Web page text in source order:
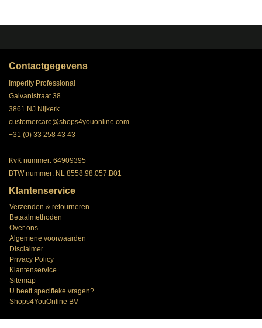
Contactgegevens
Imperity Professional
Galvanistraat 38
3861 NJ Nijkerk
customercare@shops4youonline.com
+31 (0) 33 258 43 43
KvK nummer: 64909395
BTW nummer: NL 8558.98.057.B01
Klantenservice
Verzenden & retourneren
Betaalmethoden
Over ons
Algemene voorwaarden
Disclaimer
Privacy Policy
Klantenservice
Sitemap
U heeft specifieke vragen?
Shops4YouOnline BV